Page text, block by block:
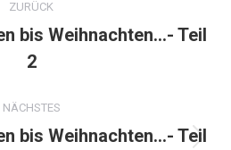
ZURÜCK
Beitrag:
bis Weihnachten…- Teil
2
NÄCHSTES
bis Weihnachten…- Teil